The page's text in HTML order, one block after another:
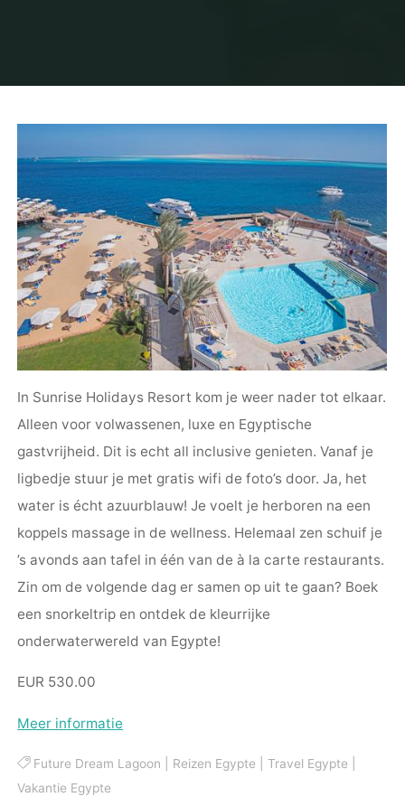
In Sunrise Holidays Resort kom je weer nader tot elkaar.
Alleen voor volwassenen, luxe en Egyptische
gastvrijheid. Dit is echt all inclusive genieten. Vanaf je
ligbedje stuur je met gratis wifi de foto’s door. Ja, het
water is écht azuurblauw! Je voelt je herboren na een
koppels massage in de wellness. Helemaal zen schuif je
’s avonds aan tafel in één van de à la carte restaurants.
Zin om de volgende dag er samen op uit te gaan? Boek
een snorkeltrip en ontdek de kleurrijke
onderwaterwereld van Egypte!
EUR 530.00
Meer informatie
Future Dream Lagoon Reizen Egypte |Travel Egypte
Vakantie Egypte